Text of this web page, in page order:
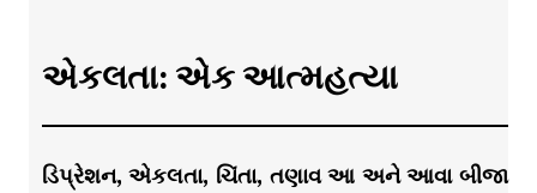
એકલતા: એક આત્મહત્યા
ડિપ્રેશન, એકલતા, ચિંતા, તણાવ આ અને આવા બીજા